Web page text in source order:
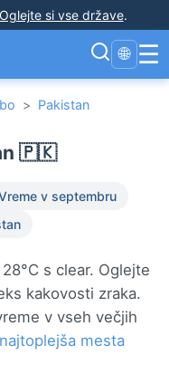
Oglejte si vse države.
🌐 ☰
> Pakistan
🇵🇰
v septembru
s clear. Oglejte
kakovosti zraka.
v vseh večjih
najtoplejša mesta